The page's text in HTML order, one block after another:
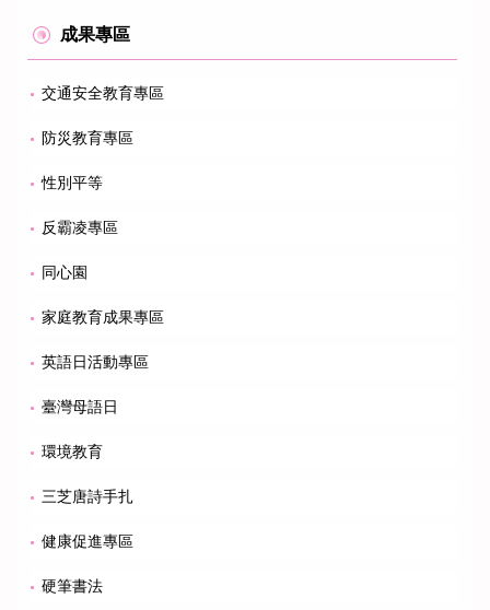
成果專區
交通安全教育專區
防災教育專區
性別平等
反霸凌專區
同心園
家庭教育成果專區
英語日活動專區
臺灣母語日
環境教育
三芝唐詩手扎
健康促進專區
硬筆書法